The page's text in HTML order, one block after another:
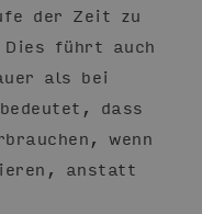
der Zeit zu
führt auch
als bei
dass
wenn
anstatt